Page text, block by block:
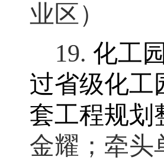
业区）
19. 化工
过省级化工
套工程规划
金耀 ； 牵头